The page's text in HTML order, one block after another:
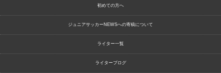
初めての方へ
ジュニアサッカーNEWSへの寄稿について
ライター一覧
ライターブログ